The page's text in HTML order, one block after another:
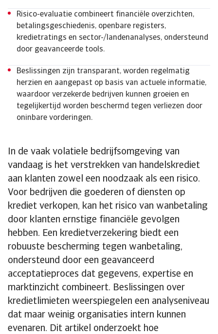
In de vaak volatiele bedrijfsomgeving van
vandaag is het verstrekken van handelskrediet
aan klanten zowel een noodzaak als een risico.
Voor bedrijven die goederen of diensten op
krediet verkopen, kan het risico van wanbetaling
door klanten ernstige financiële gevolgen
hebben. Een kredietverzekering biedt een
robuuste bescherming tegen wanbetaling,
ondersteund door een geavanceerd
acceptatieproces dat gegevens, expertise en
marktinzicht combineert. Beslissingen over
kredietlimieten weerspiegelen een analyseniveau
dat maar weinig organisaties intern kunnen
evenaren. Dit artikel onderzoekt hoe
Risico-evaluatie combineert financiële overzichten,
betalingsgeschiedenis, openbare registers,
kredietratings en sector-/landenanalyses, ondersteund
door geavanceerde tools.
Beslissingen zijn transparant, worden regelmatig
herzien en aangepast op basis van actuele informatie,
waardoor verzekerde bedrijven kunnen groeien en
tegelijkertijd worden beschermd tegen verliezen door
oninbare vorderingen.